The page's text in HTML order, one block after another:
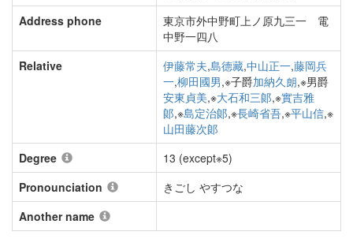
Address phone
東京市外中野町上ノ原九三一 電
中野一四八
Relative
伊藤常夫,島德藏,中山正一,藤岡兵
一,柳田國男,※子爵加納久朗,※男爵
安東貞美,※大石和三郞,※實吉雅
郞,※島定治郞,※長崎省吾,※平山信,※
山田藤次郞
Degree
13 (except※5)
Pronounciation
きごし やすつな
Another name